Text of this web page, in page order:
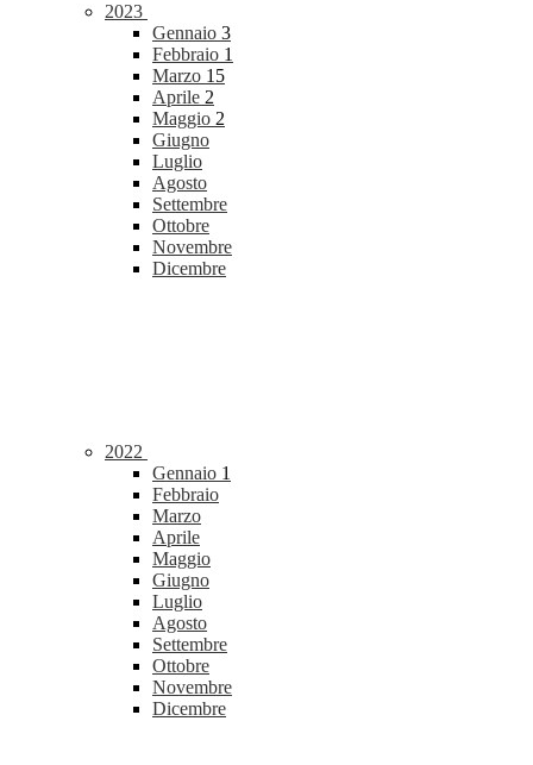
2023
Gennaio 3
Febbraio 1
Marzo 15
Aprile 2
Maggio 2
Giugno
Luglio
Agosto
Settembre
Ottobre
Novembre
Dicembre
2022
Gennaio 1
Febbraio
Marzo
Aprile
Maggio
Giugno
Luglio
Agosto
Settembre
Ottobre
Novembre
Dicembre